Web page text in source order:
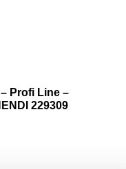
Profi Line –
229309